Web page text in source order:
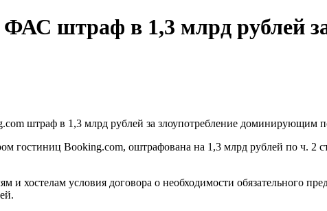
штраф в 1,3 млрд рублей
штраф в 1,3 млрд рублей за злоупотребление доминирующим
гостиниц Booking.com, оштрафована на 1,3 млрд рублей по ч.
и хостелам условия договора о необходимости обязательного